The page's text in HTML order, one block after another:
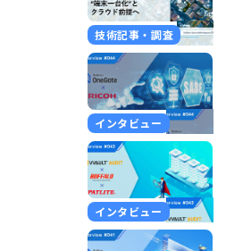
技術記事・調査
インタビュー
インタビュー